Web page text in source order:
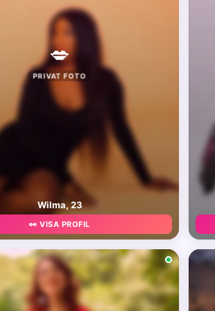
💋
PRIVAT FOTO
Wilma, 23
👀 VISA PROFIL